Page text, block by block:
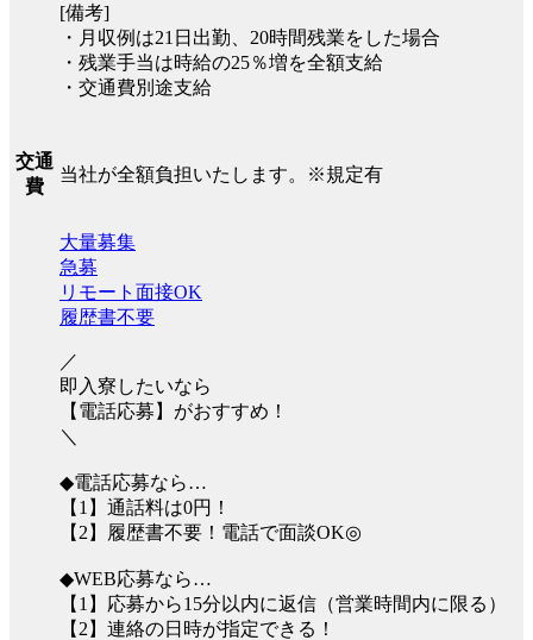
[備考]
・月収例は21日出勤、20時間残業をした場合
・残業手当は時給の25％増を全額支給
・交通費別途支給
交通
費
当社が全額負担いたします。※規定有
大量募集
急募
リモート面接OK
履歴書不要
／
即入寮したいなら
【電話応募】がおすすめ！
＼
◆電話応募なら…
【1】通話料は0円！
【2】履歴書不要！電話で面談OK◎
◆WEB応募なら…
【1】応募から15分以内に返信（営業時間内に限る）
【2】連絡の日時が指定できる！